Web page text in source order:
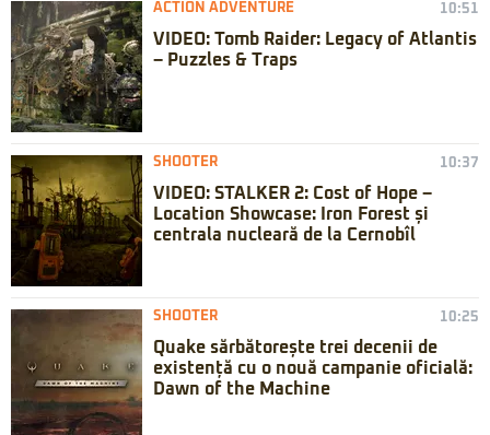
ACTION ADVENTURE 10:51
VIDEO: Tomb Raider: Legacy of Atlantis
– Puzzles & Traps
SHOOTER 10:37
VIDEO: STALKER 2: Cost of Hope –
Location Showcase: Iron Forest și
centrala nucleară de la Cernobîl
SHOOTER 10:25
Quake sărbătorește trei decenii de
existență cu o nouă campanie oficială:
Dawn of the Machine